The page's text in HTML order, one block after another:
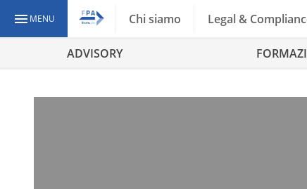
MENU Chi siamo Legal &
ADVISORY